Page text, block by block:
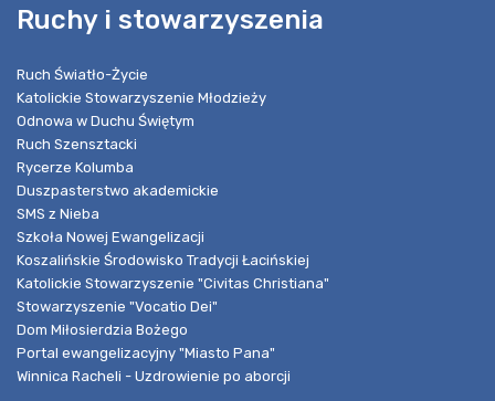
Ruchy i stowarzyszenia
Ruch Światło-Życie
Katolickie Stowarzyszenie Młodzieży
Odnowa w Duchu Świętym
Ruch Szensztacki
Rycerze Kolumba
Duszpasterstwo akademickie
SMS z Nieba
Szkoła Nowej Ewangelizacji
Koszalińskie Środowisko Tradycji Łacińskiej
Katolickie Stowarzyszenie "Civitas Christiana"
Stowarzyszenie "Vocatio Dei"
Dom Miłosierdzia Bożego
Portal ewangelizacyjny "Miasto Pana"
Winnica Racheli - Uzdrowienie po aborcji